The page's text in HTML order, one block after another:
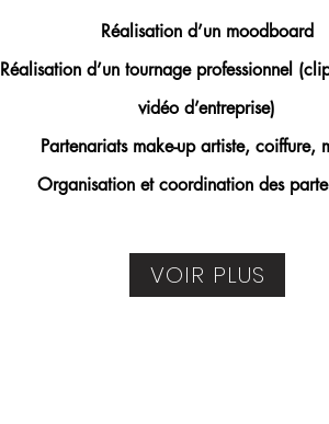
VOIR PLUS
Réalisation d’un moodboard
Réalisation d’un tournage professionnel
vidéo d’entreprise)
Partenariats make-up artiste, coiffure,
Organisation et coordination des